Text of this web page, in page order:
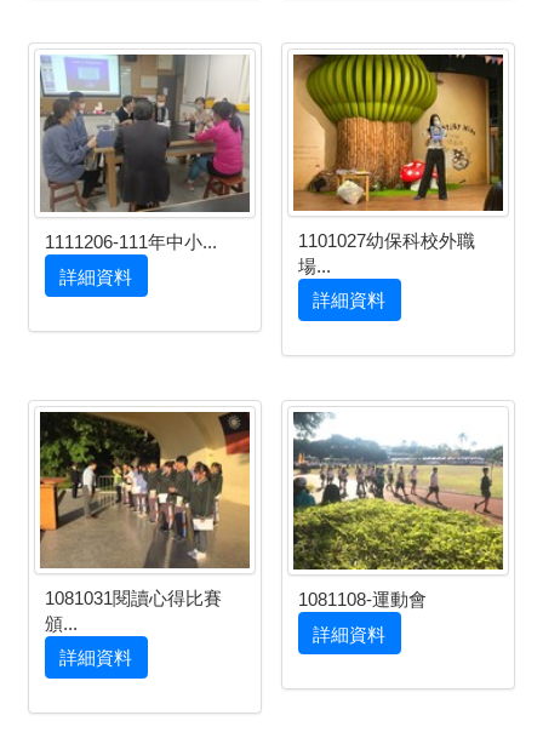
1111206-111年中小...
詳細資料
1101027幼保科校外職
場...
詳細資料
1081031閱讀心得比賽
頒...
詳細資料
1081108-運動會
詳細資料